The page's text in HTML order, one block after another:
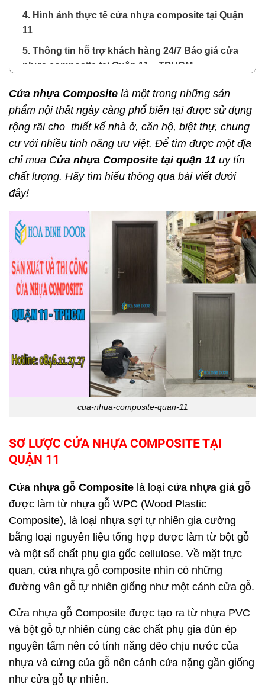
4. Hình ảnh thực tế cửa nhựa composite tại Quận
11
5. Thông tin hỗ trợ khách hàng 24/7 Báo giá cửa
nhựa composite tại Quận 11 – TPHCM
Cửa nhựa Composite là một trong những sản
phẩm nội thất ngày càng phổ biến tại được sử dụng
rộng rãi cho thiết kế nhà ở, căn hộ, biệt thự, chung
cư với nhiều tính năng ưu việt. Để tìm được một địa
chỉ mua Cửa nhựa Composite tại quận 11 uy tín
chất lượng. Hãy tìm hiểu thông qua bài viết dưới
đây!
cua-nhua-composite-quan-11
SƠ LƯỢC CỬA NHỰA COMPOSITE TẠI
QUẬN 11
Cửa nhựa gỗ Composite là loại cửa nhựa giả gỗ
được làm từ nhựa gỗ WPC (Wood Plastic
Composite), là loại nhựa sợi tự nhiên gia cường
bằng loại nguyên liệu tổng hợp được làm từ bột gỗ
và một số chất phụ gia gốc cellulose. Về mặt trực
quan, cửa nhựa gỗ composite nhìn có những
đường vân gỗ tự nhiên giống như một cánh cửa gỗ.
Cửa nhựa gỗ Composite được tạo ra từ nhựa PVC
và bột gỗ tự nhiên cùng các chất phụ gia đùn ép
nguyên tấm nên có tính năng dẽo chịu nước của
nhựa và cứng của gỗ nên cánh cửa nặng gần giống
như cửa gỗ tự nhiên.